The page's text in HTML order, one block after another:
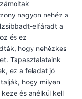
nagyon nehéz a
elfáradt a
és ez
hogy nehézkes
Tapasztalataink
ez a feladat jó
hogy milyen
és anélkül kell